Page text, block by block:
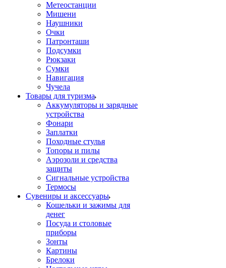
Метеостанции
Мишени
Наушники
Очки
Патронташи
Подсумки
Рюкзаки
Сумки
Навигация
Чучела
Товары для туризма
Аккумуляторы и зарядные
устройства
Фонари
Заплатки
Походные стулья
Топоры и пилы
Аэрозоли и средства
защиты
Сигнальные устройства
Термосы
Сувениры и аксессуары
Кошельки и зажимы для
денег
Посуда и столовые
приборы
Зонты
Картины
Брелоки